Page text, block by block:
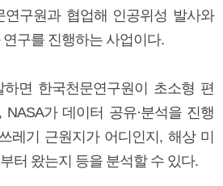
연구원과 협업해 인공위성 발사와
구를 진행하는 사업이다.
면 한국천문연구원이 초소형 편
가 데이터 공유·분석을 진행
레기 근원지가 어디인지, 해상 미
터 왔는지 등을 분석할 수 있다.